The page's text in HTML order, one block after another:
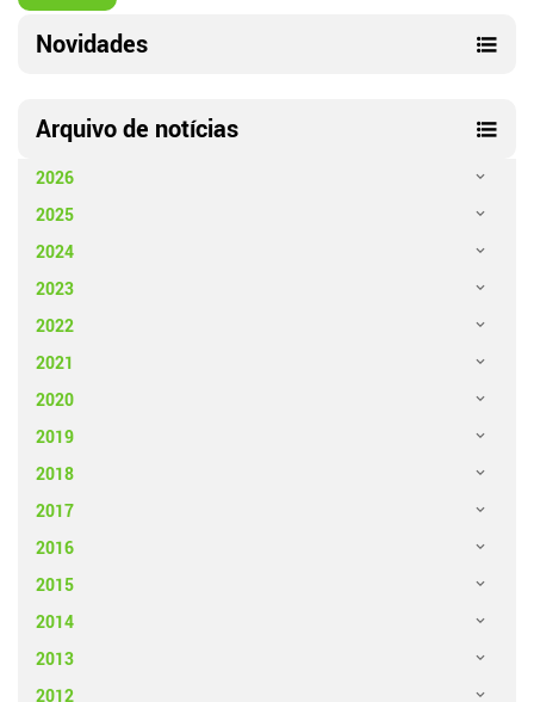
Novidades
Arquivo de notícias
2026
2025
2024
2023
2022
2021
2020
2019
2018
2017
2016
2015
2014
2013
2012